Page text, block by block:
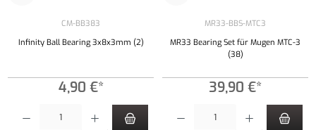
CM-BB383
Infinity Ball Bearing 3x8x3mm (2)
4,90 €*
MR33-BBS-MTC3
MR33 Bearing Set für Mugen MTC-3
(38)
39,90 €*